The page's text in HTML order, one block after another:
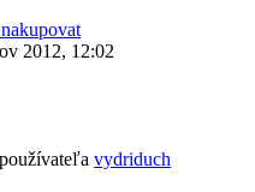
2012, 12:02
vydriduch